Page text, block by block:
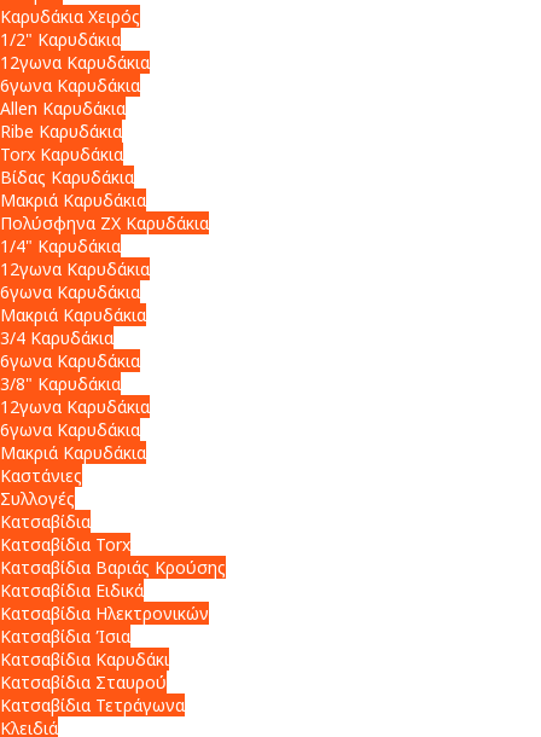
Καρυδάκια Χειρός
1/2" Καρυδάκια
12γωνα Καρυδάκια
6γωνα Καρυδάκια
Allen Καρυδάκια
Ribe Καρυδάκια
Torx Καρυδάκια
Βίδας Καρυδάκια
Μακριά Καρυδάκια
Πολύσφηνα ZX Καρυδάκια
1/4" Καρυδάκια
12γωνα Καρυδάκια
6γωνα Καρυδάκια
Μακριά Καρυδάκια
3/4 Καρυδάκια
6γωνα Καρυδάκια
3/8" Καρυδάκια
12γωνα Καρυδάκια
6γωνα Καρυδάκια
Μακριά Καρυδάκια
Καστάνιες
Συλλογές
Κατσαβίδια
Κατσαβίδια Torx
Κατσαβίδια Βαριάς Κρούσης
Κατσαβίδια Ειδικά
Κατσαβίδια Ηλεκτρονικών
Κατσαβίδια Ίσια
Κατσαβίδια Καρυδάκι
Κατσαβίδια Σταυρού
Κατσαβίδια Τετράγωνα
Κλειδιά